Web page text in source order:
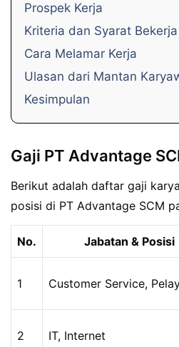
Prospek Kerja
Kriteria dan Syarat Bekerja
Cara Melamar Kerja
Ulasan dari Mantan
Kesimpulan
Gaji PT Advantage
Berikut adalah daftar gaji
posisi di PT Advantage SCM
No. Jabatan & Posisi
1 Customer Service,
2 IT, Internet